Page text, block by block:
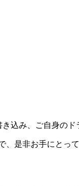
込み、ご自身の
是非お手にとっ